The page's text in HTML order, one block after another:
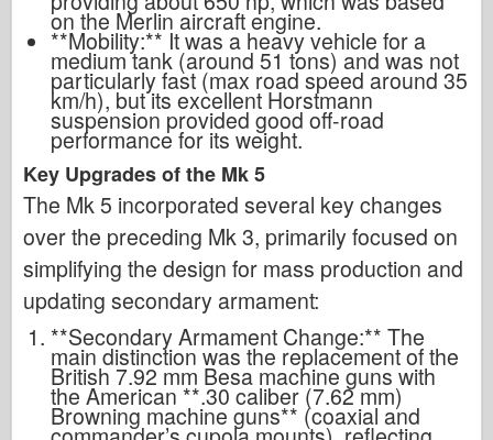
on the Merlin aircraft engine.
**Mobility:** It was a heavy vehicle for a
medium tank (around 51 tons) and was not
particularly fast (max road speed around 35
km/h), but its excellent Horstmann
suspension provided good off-road
performance for its weight.
Key Upgrades of the Mk 5
The Mk 5 incorporated several key changes
over the preceding Mk 3, primarily focused on
simplifying the design for mass production and
updating secondary armament:
**Secondary Armament Change:** The
main distinction was the replacement of the
British 7.92 mm Besa machine guns with
the American **.30 caliber (7.62 mm)
Browning machine guns** (coaxial and